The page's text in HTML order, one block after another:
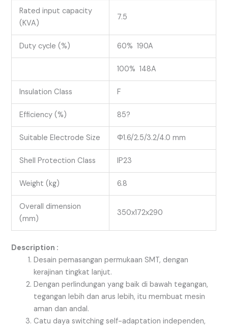
Rated input capacity
(KVA)
7.5
Duty cycle (%) 60% 190A
100% 148A
Insulation Class F
Efficiency (%) 85?
Suitable Electrode Size Φ1.6/2.5/3.2/4.0 mm
Shell Protection Class IP23
Weight (kg) 6.8
Overall dimension
(mm)
350x172x290
Description :
Desain pemasangan permukaan SMT, dengan
kerajinan tingkat lanjut.
Dengan perlindungan yang baik di bawah tegangan,
tegangan lebih dan arus lebih, itu membuat mesin
aman dan andal.
Catu daya switching self-adaptation independen,